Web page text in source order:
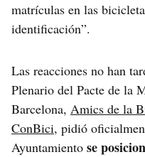
matrículas en las
identificación”.
Las reacciones no han
Plenario del Pacte de la
Barcelona, Amics de la
ConBici, pidió
Ayuntamiento se